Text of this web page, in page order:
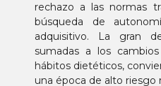
rechazo a las normas
búsqueda de
adquisitivo. La gran
sumadas a los
hábitos dietéticos,
una época de alto riesgo